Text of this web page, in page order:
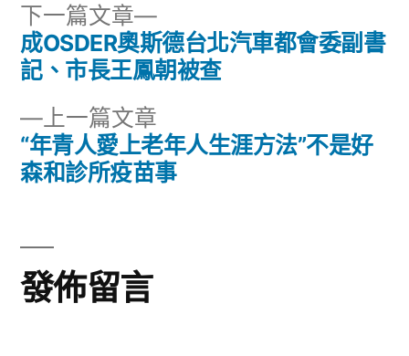
文
導
覽
上一篇文章
一
篇
“年青人愛上老年人生涯方法”不是好
森和診所疫苗事
下一篇文章
下
一
篇
成OSDER奧斯德台北汽車都會委副書
記、市長王鳳朝被查
發佈留言